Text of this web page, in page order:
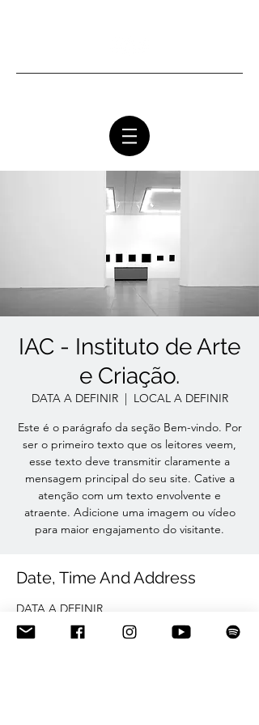
IAC - Instituto de Arte
e Criação.
DATA A DEFINIR
  |
LOCAL A DEFINIR
Este é o parágrafo da seção Bem-vindo. Por
ser o primeiro texto que os leitores veem,
esse texto deve transmitir claramente a
mensagem principal do seu site. Cative a
atenção com um texto envolvente e
atraente. Adicione uma imagem ou vídeo
para maior engajamento do visitante.
Date, Time And Address
DATA A DEFINIR
LOCAL A DEFINIR